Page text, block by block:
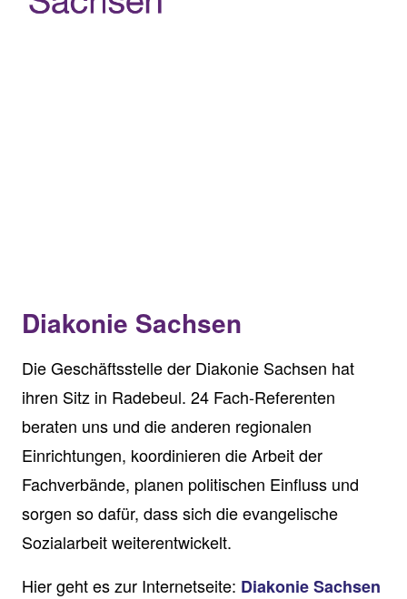
Diakonie Sachsen
Die Geschäftsstelle der Diakonie Sachsen hat
ihren Sitz in Radebeul. 24 Fach-Referenten
beraten uns und die anderen regionalen
Einrichtungen, koordinieren die Arbeit der
Fachverbände, planen politischen Einfluss und
sorgen so dafür, dass sich die evangelische
Sozialarbeit weiterentwickelt.
Hier geht es zur Internetseite: Diakonie Sachsen